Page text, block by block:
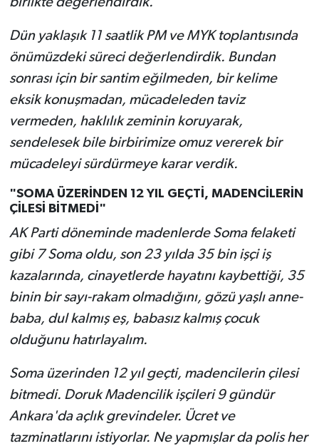
Dün yaklaşık 11 saatlik PM ve MYK toplantısında
önümüzdeki süreci değerlendirdik. Bundan
sonrası için bir santim eğilmeden, bir kelime
eksik konuşmadan, mücadeleden taviz
vermeden, haklılık zeminin koruyarak,
sendelesek bile birbirimize omuz vererek bir
mücadeleyi sürdürmeye karar verdik.
"SOMA ÜZERİNDEN 12 YIL GEÇTİ, MADENCİLERİN
ÇİLESİ BİTMEDİ"
AK Parti döneminde madenlerde Soma felaketi
gibi 7 Soma oldu, son 23 yılda 35 bin işçi iş
kazalarında, cinayetlerde hayatını kaybettiği, 35
binin bir sayı-rakam olmadığını, gözü yaşlı anne-
baba, dul kalmış eş, babasız kalmış çocuk
olduğunu hatırlayalım.
Soma üzerinden 12 yıl geçti, madencilerin çilesi
bitmedi. Doruk Madencilik işçileri 9 gündür
Ankara'da açlık grevindeler. Ücret ve
tazminatlarını istiyorlar. Ne yapmışlar da polis her